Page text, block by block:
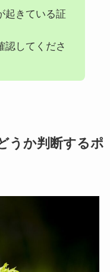
起きている証
認してくださ
うか判断するポ